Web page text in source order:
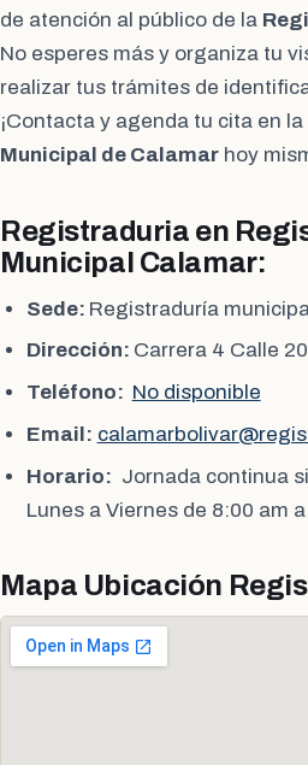
de atención al público de la
No esperes más y organiza tu
realizar tus trámites de
¡Contacta y agenda tu cita en la
Municipal de Calamar hoy
Registraduria en
Municipal Calamar:
Sede: Registraduría
Dirección: Carrera 4 Calle
Teléfono: No disponible
Email:
Horario: Jornada continua
Lunes a Viernes de 8:00 am
Mapa Ubicación